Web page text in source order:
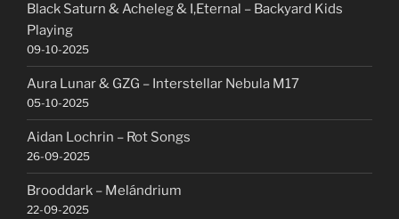
Black Saturn & Acheleg & I,Eternal – Backyard Kids
Playing
09-10-2025
Aura Lunar & GZG – Interstellar Nebula M17
05-10-2025
Aidan Lochrin – Rot Songs
26-09-2025
Brooddark – Melándrium
22-09-2025